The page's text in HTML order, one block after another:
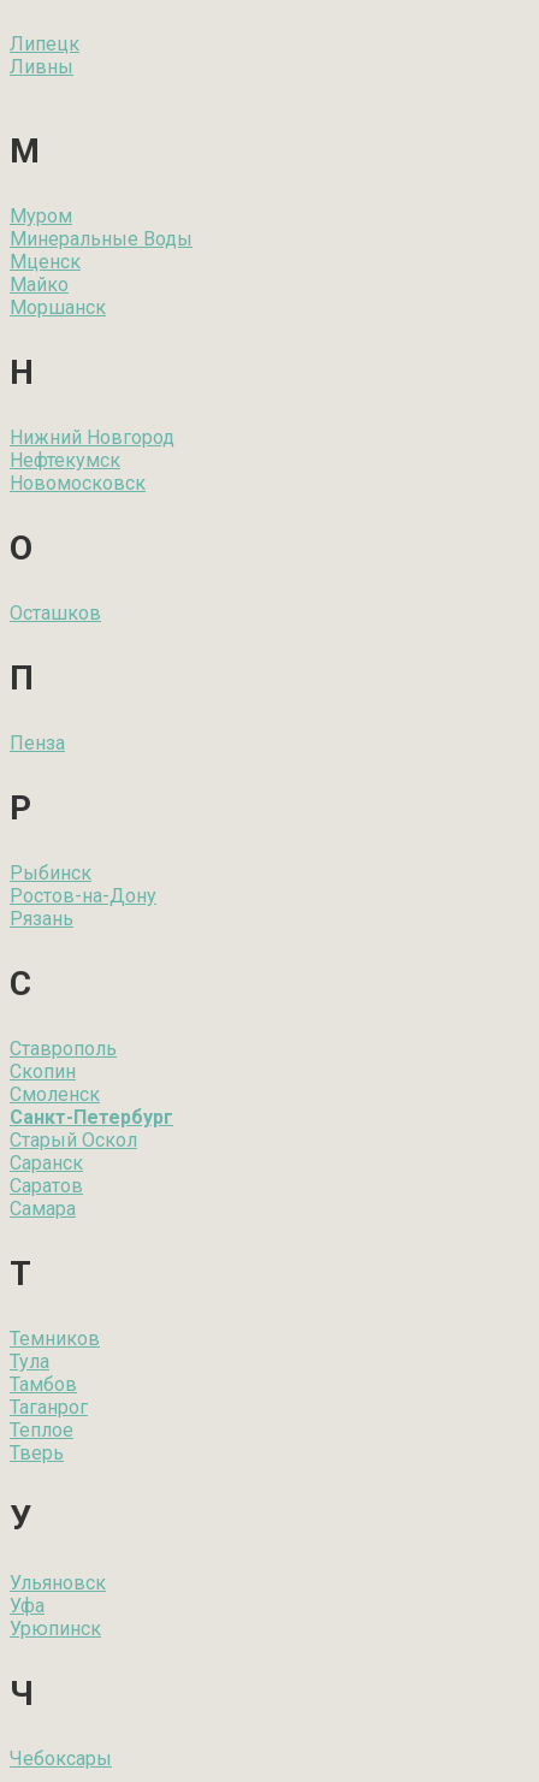
Липецк
Ливны
М
Муром
Минеральные Воды
Мценск
Майко
Моршанск
Н
Нижний Новгород
Нефтекумск
Новомосковск
О
Осташков
П
Пенза
Р
Рыбинск
Ростов-на-Дону
Рязань
С
Ставрополь
Скопин
Смоленск
Санкт-Петербург
Старый Оскол
Саранск
Саратов
Самара
Т
Темников
Тула
Тамбов
Таганрог
Теплое
Тверь
У
Ульяновск
Уфа
Урюпинск
Ч
Чебоксары